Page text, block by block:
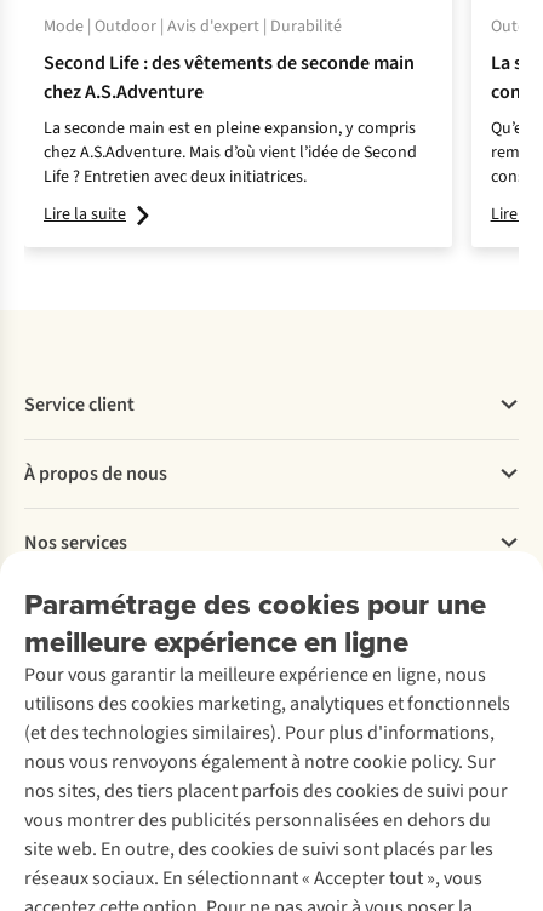
Mode | Outdoor | Avis d'expert | Durabilité
Second Life : des vêtements de seconde main
chez A.S.Adventure
La seconde main est en pleine expansion, y compris
chez A.S.Adventure. Mais d’où vient l’idée de Second
Life ? Entretien avec deux initiatrices.
Lire la suite
La
Lire la
Paramétrage des cookies pour une
meilleure expérience en ligne
Pour vous garantir la meilleure expérience en ligne, nous
utilisons des cookies marketing, analytiques et fonctionnels
(et des technologies similaires). Pour plus d'informations,
nous vous renvoyons également à notre cookie policy. Sur
nos sites, des tiers placent parfois des cookies de suivi pour
vous montrer des publicités personnalisées en dehors du
site web. En outre, des cookies de suivi sont placés par les
réseaux sociaux. En sélectionnant « Accepter tout », vous
Service client
Commander
Payer
Livraison
Rétractation d'une commande
Entretien & réparations
Garantie
Contactez-nous
À propos de nous
Explore More
À propos d’Ayacucho
Nos magasins
À propos d’A.S.Adventure
Déclaration d'accessibilité
Nos services
Location / Location sports d’hiver
Entretien de ski
Service de lavage
Entretien de chaussures
Réparation de chaussures
Réparation de vêtements
Retouches
Pour les entreprises
Découvrez
A.S.Magazine
Explore Camp
Gear Check
Expertise & conseils
Abonnez-vous à la newsletter
Suivez-nous